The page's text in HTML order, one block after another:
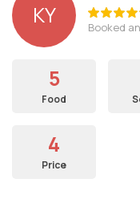
KY Booked
5
Food
4
Price